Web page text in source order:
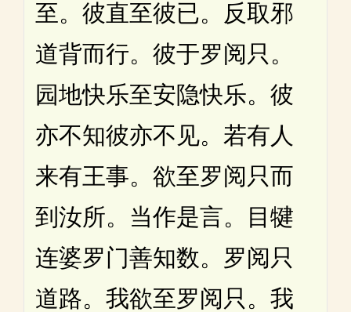
至。彼直至彼已。反取邪
道背而行。彼于罗阅只。
园地快乐至安隐快乐。彼
亦不知彼亦不见。若有人
来有王事。欲至罗阅只而
到汝所。当作是言。目犍
连婆罗门善知数。罗阅只
道路。我欲至罗阅只。我